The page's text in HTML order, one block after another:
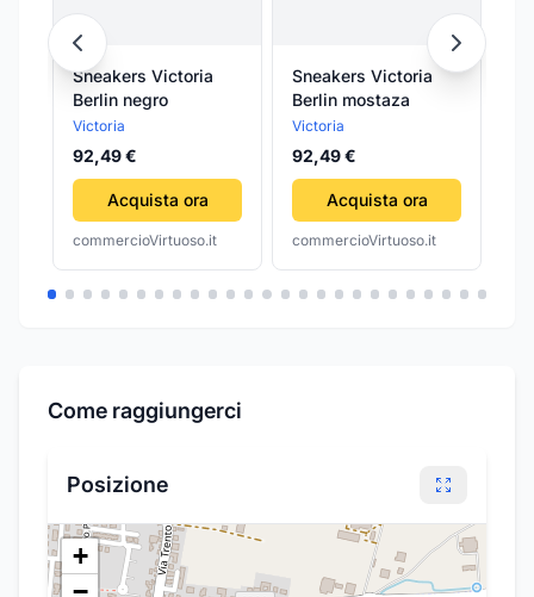
Sneakers Victoria
Berlin negro
Victoria
92,49 €
Acquista ora
commercioVirtuoso.it
Sneakers Victoria
Berlin mostaza
Victoria
92,49 €
Acquista ora
commercioVirtuoso.it
Come raggiungerci
Posizione
+